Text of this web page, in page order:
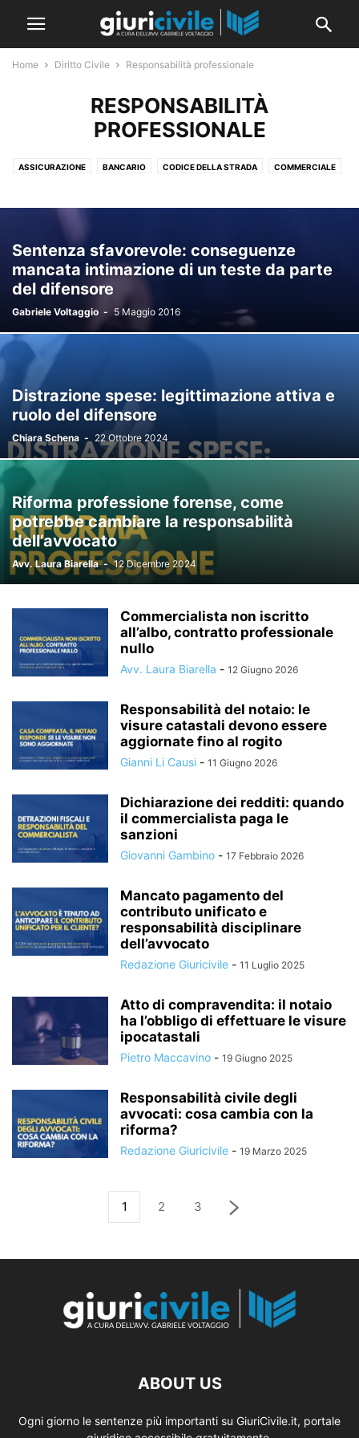
Home Diritto Civile Responsabilità professionale
RESPONSABILITÀ
PROFESSIONALE
ASSICURAZIONE BANCARIO CODICE DELLA STRADA COMMERCIALE
GARANZIE GDPR E PRIVACY LAVORO OBBLIGAZIONI E CONTRATTI
RESPONSABILITÀ PROFESSIONALE RISARCIMENTO DEL DANNO
SOCIETARIO SUCCESSIONI TITOLI DI CREDITO TRIBUTARIO
Sentenza sfavorevole: conseguenze
mancata intimazione di un teste da parte
del difensore
Gabriele Voltaggio - 5 Maggio 2016
Distrazione spese: legittimazione attiva e
ruolo del difensore
Chiara Schena - 22 Ottobre 2024
Riforma professione forense, come
potrebbe cambiare la responsabilità
dell’avvocato
Avv. Laura Biarella - 12 Dicembre 2024
Commercialista non iscritto
all’albo, contratto professionale
nullo
Avv. Laura Biarella - 12 Giugno 2026
Responsabilità del notaio: le
visure catastali devono essere
aggiornate fino al rogito
Gianni Li Causi - 11 Giugno 2026
Dichiarazione dei redditi: quando
il commercialista paga le
sanzioni
Giovanni Gambino - 17 Febbraio 2026
Mancato pagamento del
contributo unificato e
responsabilità disciplinare
dell’avvocato
Redazione Giuricivile - 11 Luglio 2025
Atto di compravendita: il notaio
ha l’obbligo di effettuare le visure
ipocatastali
Pietro Maccavino - 19 Giugno 2025
Responsabilità civile degli
avvocati: cosa cambia con la
riforma?
Redazione Giuricivile - 19 Marzo 2025
1 2 3
ABOUT US
Ogni giorno le sentenze più importanti su GiuriCivile.it, portale